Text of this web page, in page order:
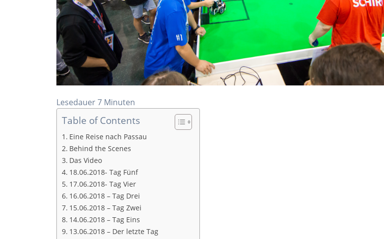
Lesedauer7 Minuten
Table of Contents
Eine Reise nach Passau
Behind the Scenes
Das Video
18.06.2018- Tag Fünf
17.06.2018- Tag Vier
16.06.2018 – Tag Drei
15.06.2018 – Tag Zwei
14.06.2018 – Tag Eins
13.06.2018 – Der letzte Tag